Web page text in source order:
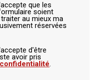
que les
soient
au mieux ma
réservées
d'être
avoir pris
.